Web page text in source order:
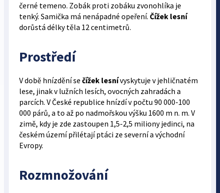
černé temeno. Zobák proti zobáku zvonohlíka je
tenký. Samička má nenápadné opeření. Čížek lesní
dorůstá délky těla 12 centimetrů.
Prostředí
V době hnízdění se čížek lesnívyskytuje v jehličnatém
lese, jinak v lužních lesích, ovocných zahradách a
parcích. V České republice hnízdí v počtu 90 000-100
000 párů, a to až po nadmořskou výšku 1600 m n. m. V
zimě, kdy je zde zastoupen 1,5-2,5 miliony jedinci, na
českém území přilétají ptáci ze severní a východní
Evropy.
Rozmnožování